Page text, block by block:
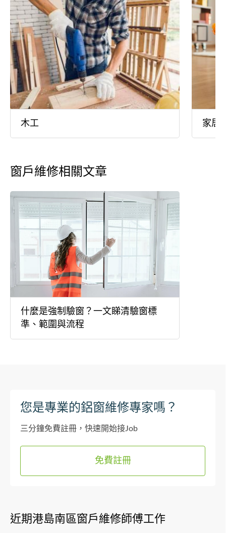
木工 家居
窗戶維修相關文章
什麼是強制驗窗？一文睇清驗窗標
準、範圍與流程
您是專業的鋁窗維修專家嗎？
三分鐘免費註冊，快速開始接Job
免費註冊
近期港島南區窗戶維修師傅工作